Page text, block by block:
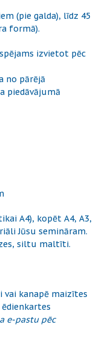
(pie galda), līdz 45
formā).
izvietot pēc
no pārējā
piedāvājumā
A4), kopēt A4, A3,
Jūsu semināram.
siltu maltīti.
vai kanapē maizītes
e-pastu pēc